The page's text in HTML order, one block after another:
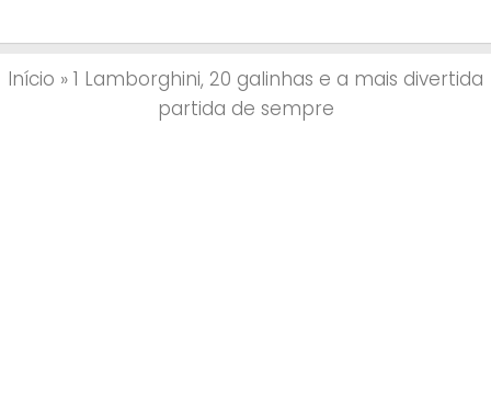
Início » 1 Lamborghini, 20 galinhas e a mais divertida
partida de sempre